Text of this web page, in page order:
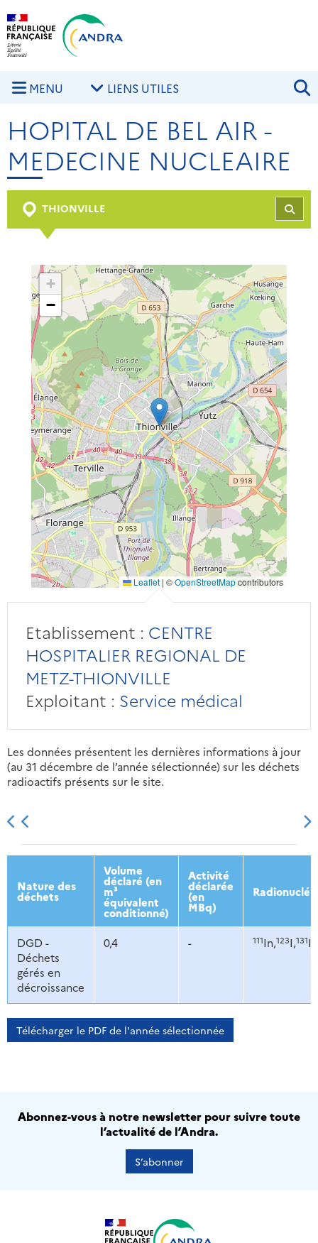
Aller au contenu principal
MENU LIENS UTILES
HOPITAL DE BEL AIR -
MEDECINE NUCLEAIRE
THIONVILLE
+
−
Leaflet | ©OpenStreetMapcontributors
Etablissement : CENTRE
HOSPITALIER REGIONAL DE
METZ-THIONVILLE
Exploitant : Service médical
Les données présentent les dernières informations à jour
(au 31 décembre de l’année sélectionnée) sur les déchets
radioactifs présents sur le site.
2013 2014 2015 2016
Nature des
déchets
Volume
déclaré (en
m³
équivalent
conditionné)
Activité
déclarée
(en
MBq)
DGD -
Déchets
gérés en
décroissance
0,4 - 111In,123I,131I,
Télécharger le PDF de l'année sélectionnée
Abonnez-vous à notre newsletter pour suivre toute
l’actualité de l’Andra.
S’abonner